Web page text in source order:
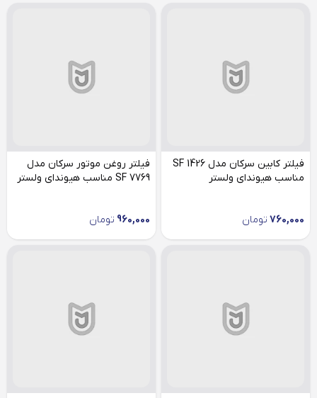
فیلتر کابین سرکان مدل SF 1426
مناسب هیوندای ولستر
760,000 تومان
فیلتر روغن موتور سرکان مدل
SF 7769 مناسب هیوندای ولستر
960,000 تومان